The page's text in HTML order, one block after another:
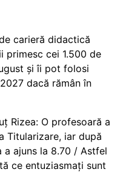
carieră didactică
primesc cei 1.500 de
și îi pot folosi
dacă rămân în
Rizea: O profesoară a
Titularizare, iar după
ajuns la 8.70 / Astfel
ce entuziasmați sunt